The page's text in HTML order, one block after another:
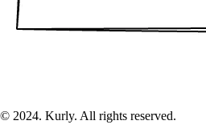
© 2024. Kurly. All rights reserved.